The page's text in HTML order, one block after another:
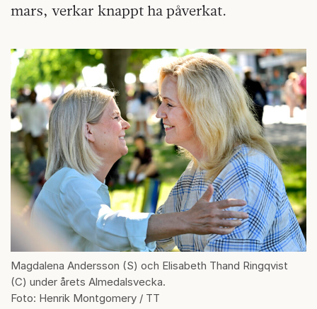
mars, verkar knappt ha påverkat.
Magdalena Andersson (S) och Elisabeth Thand Ringqvist
(C) under årets Almedalsvecka.
Foto: Henrik Montgomery / TT